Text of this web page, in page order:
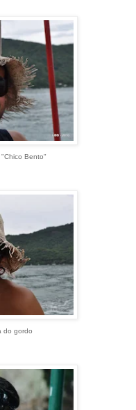
Bento"
do gordo